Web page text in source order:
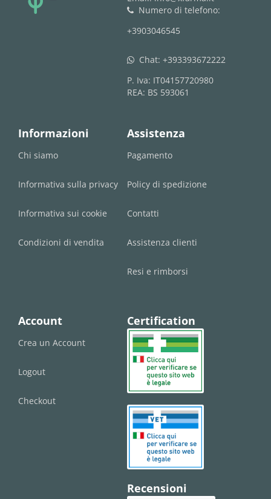
phone
Numero di telefono:
+3903046545
whatsapp Chat: +393393672222
P. Iva: IT04157720980
REA: BS 593061
Informazioni
Chi siamo
Informativa sulla privacy
Informativa sui cookie
Condizioni di vendita
Assistenza
Pagamento
Policy di spedizione
Contatti
Assistenza clienti
Resi e rimborsi
Account
Crea un Account
Logout
Checkout
Certification
Recensioni